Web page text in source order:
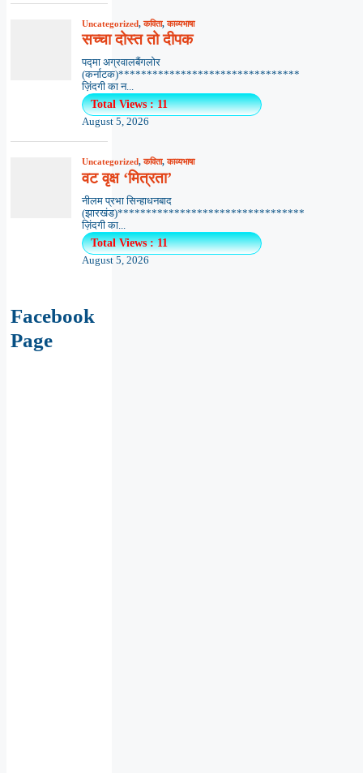
Uncategorized,कविता,काव्यभाषा
सच्चा दोस्त तो दीपक
पद्मा अग्रवालबैंगलोर
(कर्नाटक)********************************
ज़िंदगी का न...
Total Views : 11
August 5, 2026
Uncategorized,कविता,काव्यभाषा
वट वृक्ष ‘मित्रता’
नीलम प्रभा सिन्हाधनबाद
(झारखंड)*********************************
ज़िंदगी का...
Total Views : 11
August 5, 2026
Facebook
Page